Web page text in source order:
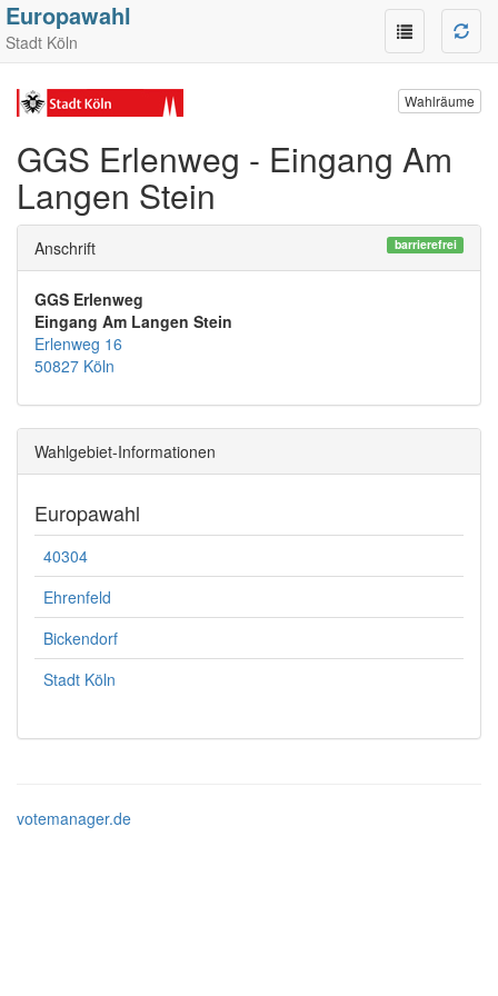
Europawahl
Stadt Köln
Wahlräume
GGS Erlenweg - Eingang Am
Langen Stein
Anschrift barrierefrei
GGS Erlenweg
Eingang Am Langen Stein
Erlenweg 16
50827 Köln
Wahlgebiet-Informationen
Europawahl
40304
Ehrenfeld
Bickendorf
Stadt Köln
votemanager.de